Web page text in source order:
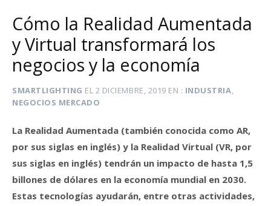
Cómo la Realidad Aumentada
y Virtual transformará los
negocios y la economía
SMARTLIGHTING EL 2 DICIEMBRE, 2019 EN INDUSTRIA,
NEGOCIOS MERCADO
La Realidad Aumentada (también conocida como AR,
por sus siglas en inglés) y la Realidad Virtual (VR, por
sus siglas en inglés) tendrán un impacto de hasta 1,5
billones de dólares en la economía mundial en 2030.
Estas tecnologías ayudarán, entre otras actividades,